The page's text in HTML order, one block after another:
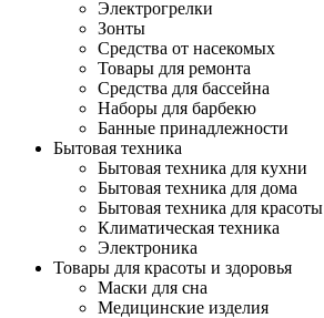
Электрогрелки
Зонты
Средства от насекомых
Товары для ремонта
Средства для бассейна
Наборы для барбекю
Банные принадлежности
Бытовая техника
Бытовая техника для кухни
Бытовая техника для дома
Бытовая техника для красоты
Климатическая техника
Электроника
Товары для красоты и здоровья
Маски для сна
Медицинские изделия